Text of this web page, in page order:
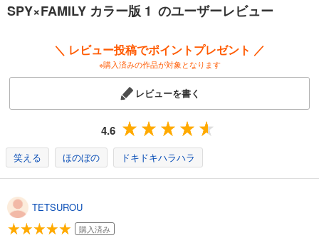
SPY×FAMILY カラー版 1 のユーザーレビュー
＼ レビュー投稿でポイントプレゼント ／
※購入済みの作品が対象となります
レビューを書く
4.6
笑える ほのぼの ドキドキハラハラ
TETSUROU
購入済み